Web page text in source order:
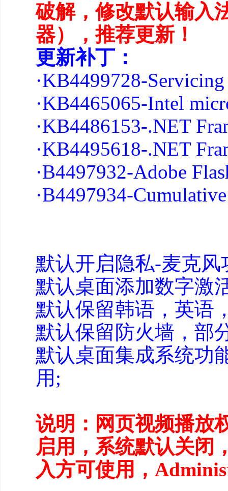
破解，修改默认输入
器），推荐更新！
更新补丁：
·KB4499728-
·KB4465065-Intel
·KB4486153-.NET
·KB4495618-.NET
·B4497932-Adobe
·B4497934-
默认开启隐私-麦克风
默认桌面添加数字激
默认保留韩语，英语
默认保留防火墙，部
默认桌面集成系统功
用;
说明：网页视频播放
启用，系统默认关闭
入方可使用，